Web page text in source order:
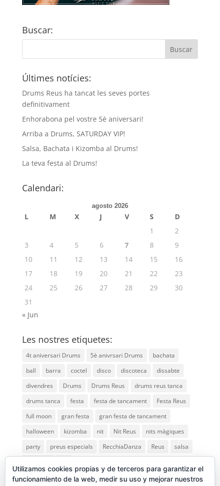
Buscar:
Últimes notícies:
Drums Reus ha tancat les seves portes
definitivament
Enhorabona pel vostre 5è aniversari!
Arriba a Drums, SATURDAY VIP!
Salsa, Bachata i Kizomba al Drums!
La teva festa al Drums!
Calendari:
agosto 2026
L M X J V S
D
1
2
3
4 5 6 7 8
9
10
11 12 13 14 15
16
17
18 19 20 21 22
23
24
25 26 27 28 29
30
31
« Jun
Les nostres etiquetes:
4t aniversari Drums 5è anivrsari Drums
bachata
ball
barra coctel disco discoteca
dissabte
divendres
Drums Drums Reus
drums reus tanca
drums tanca
festa festa de tancament
Festa Reus
full moon
gran festa
gran festa de tancament
halloween
kizomba nit Nit Reus
nits màgiques
party
preus especials RecchiaDanza Reus
salsa
Utilizamos cookies propias y de terceros para garantizar el
funcionamiento de la web, medir su uso y mejorar nuestros